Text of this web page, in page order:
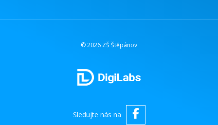
© 2026 ZŠ Štěpánov
Sledujte nás na